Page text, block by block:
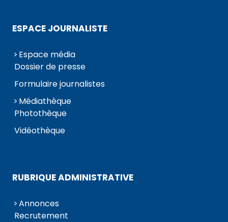
ESPACE JOURNALISTE
Espace média
Dossier de presse
Formulaire journalistes
Médiathèque
Photothèque
Vidéothèque
RUBRIQUE ADMINISTRATIVE
Annonces
Recrutement